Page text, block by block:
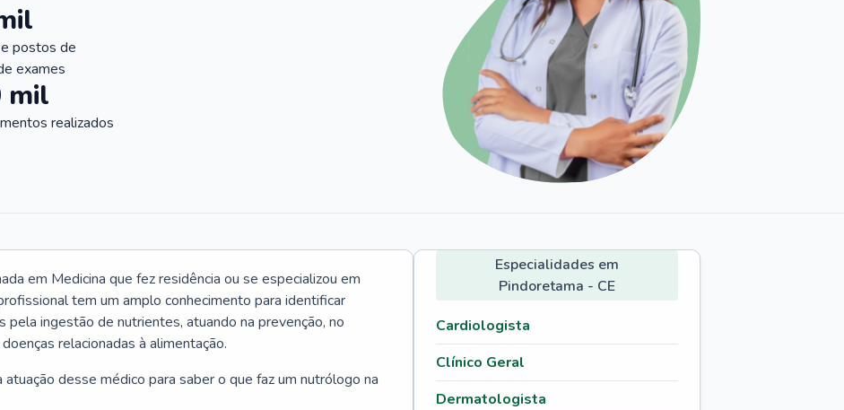
postos de
exames
mil
realizados
em Medicina que fez residência ou se especializou em
tem um amplo conhecimento para identificar
pela ingestão de nutrientes, atuando na prevenção, no
relacionadas à alimentação.
atuação desse médico para saber o que faz um nutrólogo na
Especialidades em
Pindoretama - CE
Cardiologista
Clínico Geral
Dermatologista